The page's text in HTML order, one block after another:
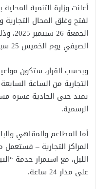
أعلنت وزارة التنمية
لفتح وغلق المحال
الصيفي يوم الخميس 25 سبتمبر الجاري.
وبحسب القرار، ستكون
التجارية من الساعة
تمتد حتى الحادية عشرة
الرسمية.
أما المطاعم والمقاهي
المراكز التجارية –
الليل، مع استمرار خدمة
على مدار 24 ساعة.